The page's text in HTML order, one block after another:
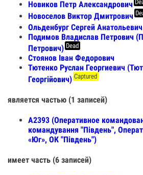
Новиков Петр Александрович
Новоселов Виктор Дмитрович
Ольденбург Сергей Анатольевич
Подимов Владислав Петрович
Петрович) Dead
Стоянов Іван Федорович
Тютенко Руслан Георгиевич
Георгійович) Captured
является частью (1 записей)
А2393 (Оперативное
командування "Південь",
«Юг», ОК "Південь")
имеет часть (6 записей)